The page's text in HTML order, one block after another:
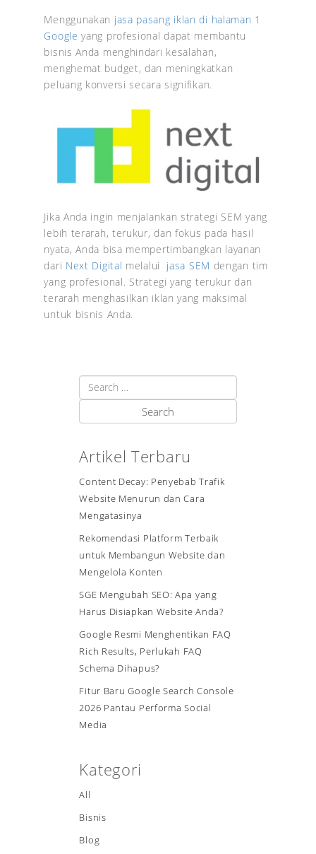
Menggunakan jasa pasang iklan di halaman 1
Google yang profesional dapat membantu
bisnis Anda menghindari kesalahan,
menghemat budget, dan meningkatkan
peluang konversi secara signifikan.
Jika Anda ingin menjalankan strategi SEM yang
lebih terarah, terukur, dan fokus pada hasil
nyata, Anda bisa mempertimbangkan layanan
dari Next Digital melalui jasa SEM dengan tim
yang profesional. Strategi yang terukur dan
terarah menghasilkan iklan yang maksimal
untuk bisnis Anda.
Artikel Terbaru
Content Decay: Penyebab Trafik
Website Menurun dan Cara
Mengatasinya
Rekomendasi Platform Terbaik
untuk Membangun Website dan
Mengelola Konten
SGE Mengubah SEO: Apa yang
Harus Disiapkan Website Anda?
Google Resmi Menghentikan FAQ
Rich Results, Perlukah FAQ
Schema Dihapus?
Fitur Baru Google Search Console
2026 Pantau Performa Social
Media
Kategori
All
Bisnis
Blog